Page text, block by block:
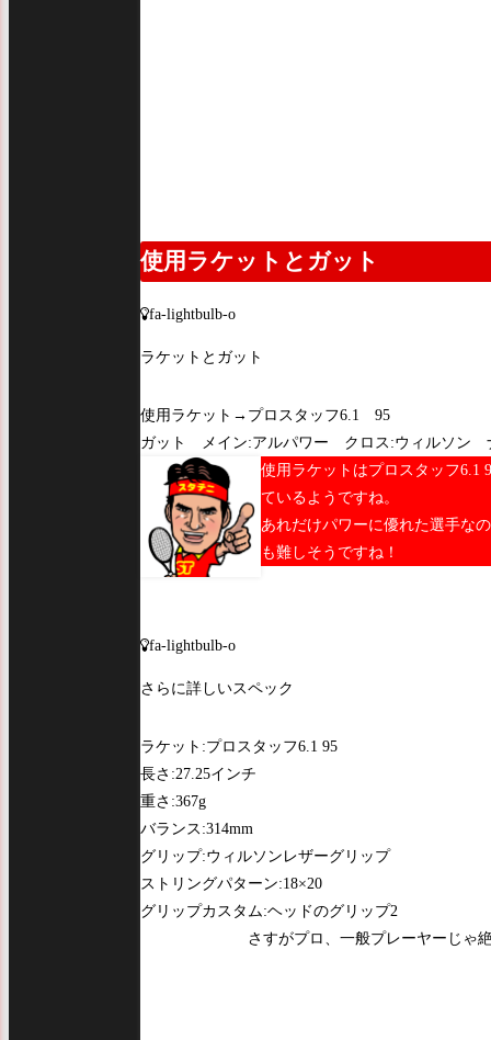
使用ラケットとガット
fa-lightbulb-o
ラケットとガット
使用ラケット→プロスタッフ6.1 95
ガット メイン:アルパワー クロス:ウィルソン
使用ラケットはプロスタッフ6.1
ているようですね。
あれだけパワーに優れた選手な
も難しそうですね！
fa-lightbulb-o
さらに詳しいスペック
ラケット:プロスタッフ6.1 95
長さ:27.25インチ
重さ:367g
バランス:314mm
グリップ:ウィルソンレザーグリップ
ストリングパターン:18×20
グリップカスタム:ヘッドのグリップ2
さすがプロ、一般プレーヤーじゃ